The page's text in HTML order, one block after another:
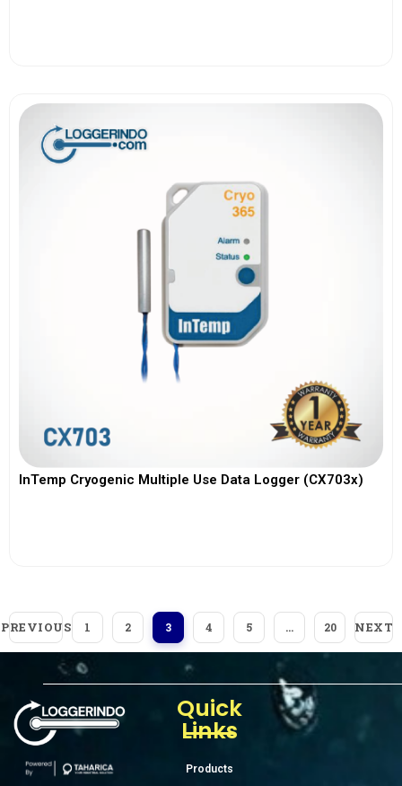
InTemp Cryogenic Multiple Use Data Logger (CX703x)
PREVIOUS 1 2 3 4 5 … 20 NEXT
Quick
Links
Products